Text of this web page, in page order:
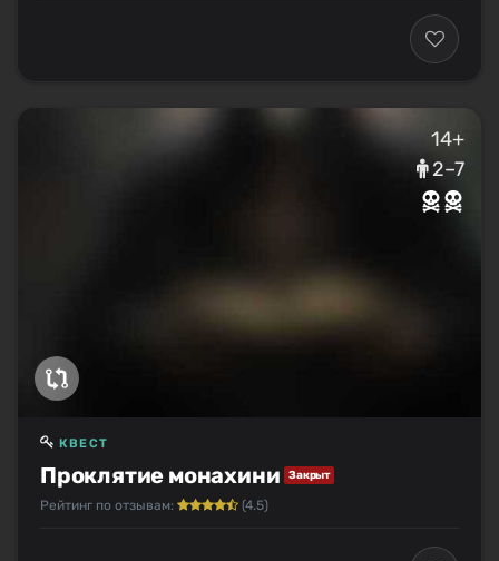
14+
2–7
Проклятие монахини Закрыт
КВЕСТ
Рейтинг по отзывам: (4.5)